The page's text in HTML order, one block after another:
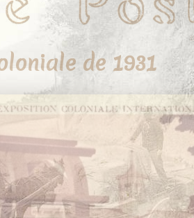
de 1931